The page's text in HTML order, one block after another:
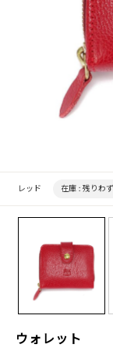
ウォレット
レッド 在庫 : 残りわ